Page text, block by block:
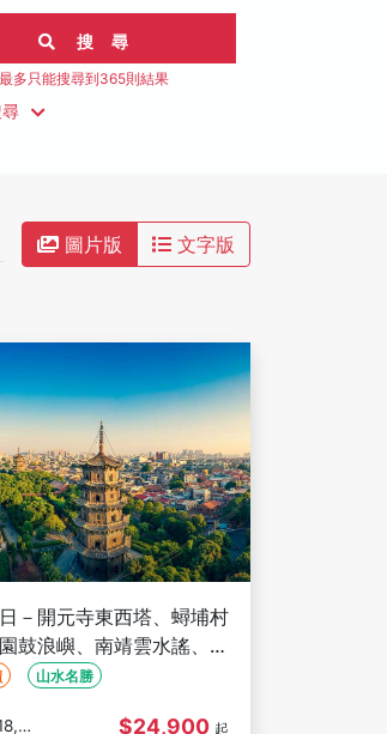
搜 尋
最多只能搜尋到365則結果
圖片版 文字版
－開元寺東西塔、蟳埔村
鼓浪嶼、南靖雲水謠、植
參訪)山水名勝
$24,900 起